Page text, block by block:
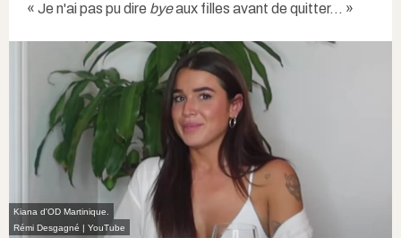
« Je n'ai pas pu dire byeaux filles avant de quitter... »
Kiana d'OD Martinique.
Rémi Desgagné | YouTube